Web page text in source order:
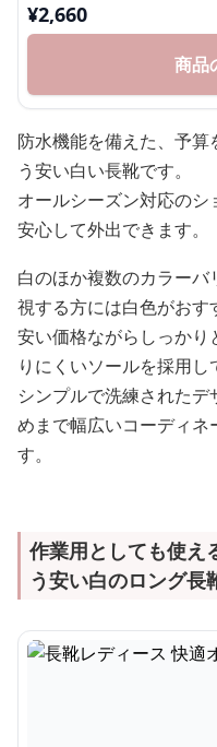
¥2,660
商品
防水機能を備えた、予
う安い白い長靴です。
オールシーズン対応の
安心して外出できます。
白のほか複数のカラー
視する方には白色がおす
安い価格ながらしっか
りにくいソールを採用し
シンプルで洗練された
めまで幅広いコーディ
す。
作業用としても使え
う安い白のロング長